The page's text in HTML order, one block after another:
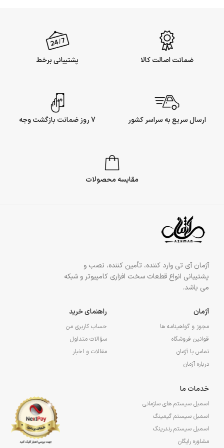
ضمانت اصالت کالا پشتیبانی برخط
ارسال سریع به سراسر کشور 7 روز ضمانت بازگشت وجه
مقایسه محصولات
آژمان آی تی وارد کننده، تأمین کننده، نصب و
پشتیبانی انواع قطعات سخت افزاری کامپیوتر و شبکه
می باشد.
آژمان
مجوز و گواهینامه ها
قوانین فروشگاه
تماس با آژمان
درباره آژمان
راهنمای خرید
حساب کاربری من
سؤالات متداول
مقالات و اخبار
خدمات ما
اسمبل سیستم های سازمانی
اسمبل سیستم گیمینگ
اسمبل سیستم رندرینگ
مشاوره رایگان